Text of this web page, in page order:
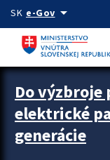
Preskocit na hlavný
SK e-Govarrow_drop_down
Zastavit automatický
Do
elektrické
generácie